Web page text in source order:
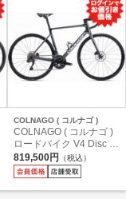
COLNAGO ( コルナゴ )
COLNAGO ( コルナゴ )
ロードバイク V4 Disc (
ブイ フォー ディスク ) U
LTEGRA Di2 VDDK ( グ
リージョ ) 485S (身長目
安175cm前後)
819,500円 （税込）